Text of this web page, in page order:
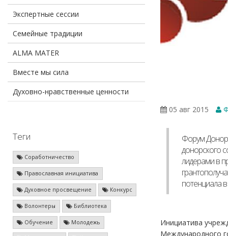
Экспертные сессии
Семейные традиции
ALMA MATER
Вместе мы сила
Духовно-нравственные ценности
Теги
Соработничество
Православная инициатива
Духовное просвещение Конкурс
Волонтеры Библиотека
Обучение Молодежь
05 авг 2015
Форум
донорского
лидерами в
потенциала
Инициатива
Международного